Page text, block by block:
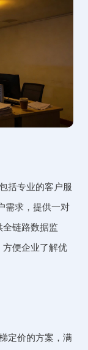
括专业的客户服
需求，提供一对
链路数据监
便企业了解优
定价的方案，满